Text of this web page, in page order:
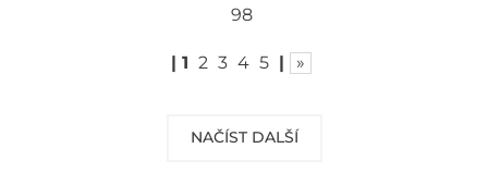
NAČÍST DALŠÍ
98
| 1 2 3 4 5 | »